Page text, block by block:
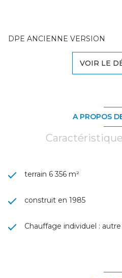
DPE ANCIENNE VERSION
VOIR LE
A PROPOS
terrain 6 356 m²
construit en 1985
Chauffage individuel :